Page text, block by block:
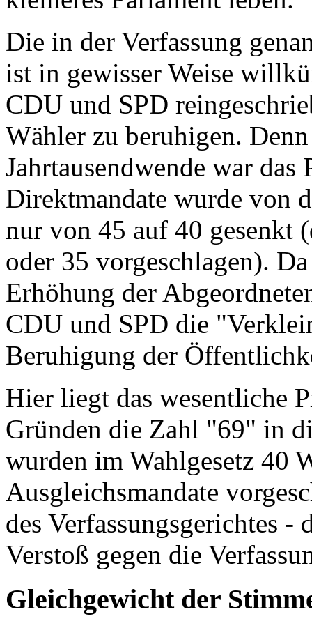
Die in der Verfassung
ist in gewisser Weise
CDU und SPD
Wähler zu beruhigen.
Jahrtausendwende war
Direktmandate wurde von
nur von 45 auf 40 gesenkt
oder 35 vorgeschlagen).
Erhöhung der
CDU und SPD die
Beruhigung der
Hier liegt das wesentliche
Gründen die Zahl "69" in
wurden im Wahlgesetz 40
Ausgleichsmandate
des Verfassungsgerichtes -
Verstoß gegen die
Gleichgewicht der